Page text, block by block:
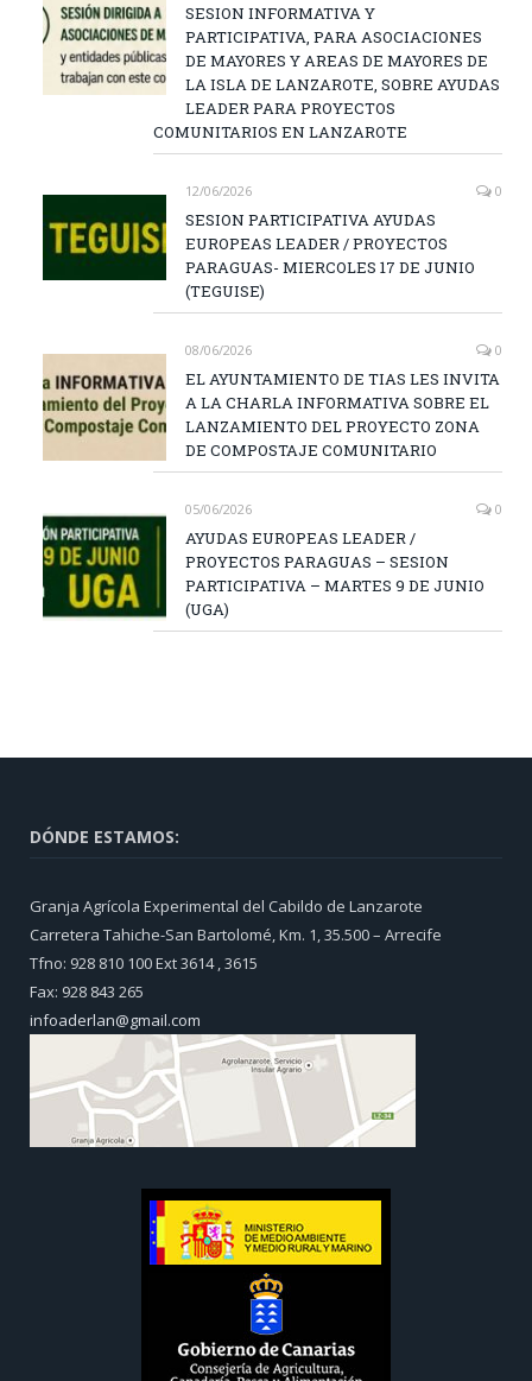
SESION INFORMATIVA Y
PARTICIPATIVA, PARA ASOCIACIONES
DE MAYORES Y AREAS DE MAYORES DE
LA ISLA DE LANZAROTE, SOBRE AYUDAS
LEADER PARA PROYECTOS
COMUNITARIOS EN LANZAROTE
12/06/2026 0
SESION PARTICIPATIVA AYUDAS
EUROPEAS LEADER / PROYECTOS
PARAGUAS- MIERCOLES 17 DE JUNIO
(TEGUISE)
08/06/2026 0
EL AYUNTAMIENTO DE TIAS LES INVITA
A LA CHARLA INFORMATIVA SOBRE EL
LANZAMIENTO DEL PROYECTO ZONA
DE COMPOSTAJE COMUNITARIO
05/06/2026 0
AYUDAS EUROPEAS LEADER /
PROYECTOS PARAGUAS – SESION
PARTICIPATIVA – MARTES 9 DE JUNIO
(UGA)
DÓNDE ESTAMOS:
Granja Agrícola Experimental del Cabildo de Lanzarote
Carretera Tahiche-San Bartolomé, Km. 1, 35.500 – Arrecife
Tfno: 928 810 100 Ext 3614 , 3615
Fax: 928 843 265
infoaderlan@gmail.com